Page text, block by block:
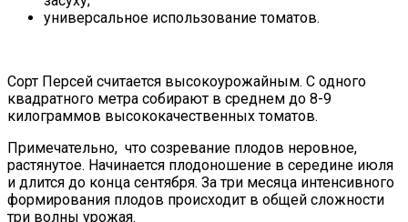
универсальное использование томатов.
Сорт Персей считается высокоурожайным. С одного
квадратного метра собирают в среднем до 8-9
килограммов высококачественных томатов.
Примечательно, что созревание плодов неровное,
растянутое. Начинается плодоношение в середине июля
и длится до конца сентября. За три месяца интенсивного
формирования плодов происходит в общей сложности
три волны урожая.